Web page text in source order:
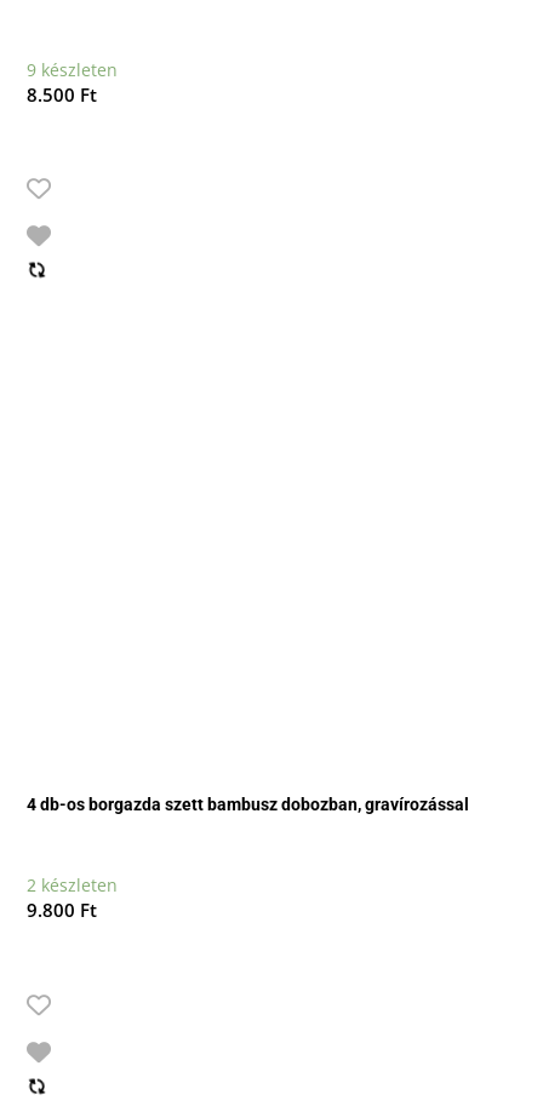
9 készleten
8.500 Ft
4 db-os borgazda szett bambusz dobozban, gravírozással
2 készleten
9.800 Ft